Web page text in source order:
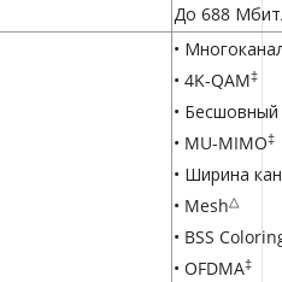
До 688
•
• 4K-QAM‡
•
• MU-MIMO‡
• Ширина
• Mesh△
• BSS
• OFDMA‡